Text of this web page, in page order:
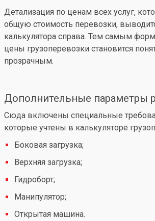
Детализация по ценам всех услуг,
общую стоимость перевозки,
калькулятора справа. Тем самым
цены грузоперевозки становится
прозрачным.
Дополнительные параметры
Сюда включены специальные
которые учтены в калькуляторе
Боковая загрузка;
Верхняя загрузка;
Гидроборт;
Манипулятор;
Открытая машина.